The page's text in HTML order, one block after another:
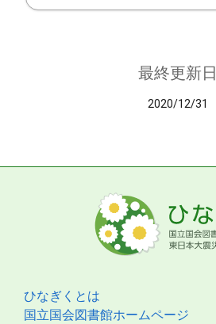
最終更新日
2020/12/31
ひなぎくとは
国立国会図書館ホームページ